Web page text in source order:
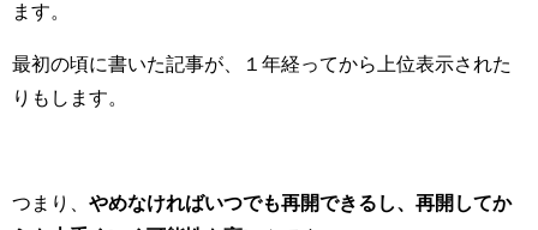
ます。
最初の頃に書いた記事が、１年経ってから上位表示された
りもします。
つまり、 やめなければいつでも再開できるし、再開してか